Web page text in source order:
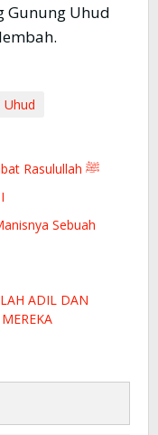
Gunung Uhud
Uhud
Pelecehan Syi’ah Terhadap Para Sahabat Rasulullah ﷺ
ADIL DAN